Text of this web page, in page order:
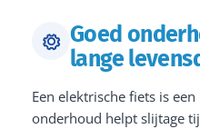
Goed
lange
Een elektrische fiets is
onderhoud helpt slijtage